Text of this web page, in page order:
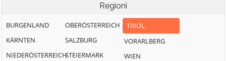
Regioni
BURGENLAND
KÄRNTEN
NIEDERÖSTERREICH
OBERÖSTERREICH
SALZBURG
STEIERMARK
TIROL
VORARLBERG
WIEN